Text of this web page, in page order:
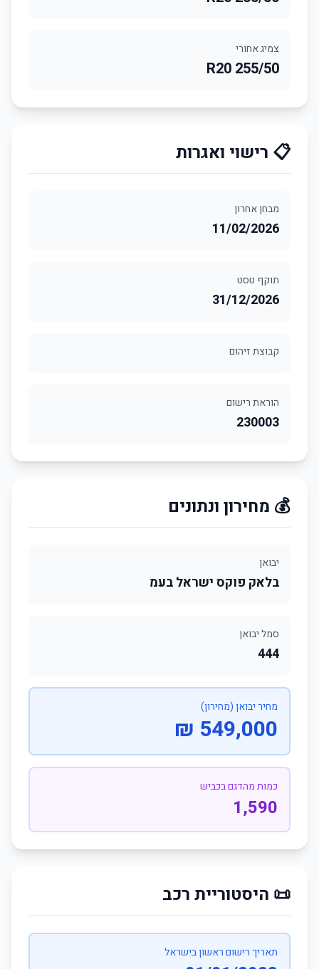
צמיג אחורי
255/50 R20
📋 רישוי ואגרות
מבחן אחרון
11/02/2026
תוקף טסט
31/12/2026
קבוצת זיהום
הוראת רישום
230003
💰 מחירון ונתונים
יבואן
בלאק פוקס ישראל בעמ
סמל יבואן
444
מחיר יבואן (מחירון)
549,000 ₪
כמות מהדגם בכביש
1,590
📜 היסטוריית רכב
תאריך רישום ראשון בישראל